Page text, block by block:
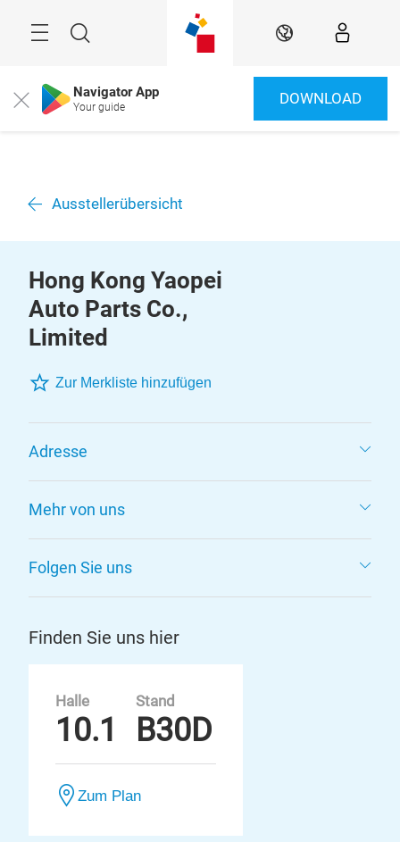
Suche DE
Close Navigator App
Your guide DOWNLOAD
Ausstellerübersicht
Hong Kong Yaopei
Auto Parts Co.,
Limited
Zur Merkliste hinzufügen
Adresse
Mehr von uns
Folgen Sie uns
Finden Sie uns hier
Halle
10.1
Stand
B30D
Zum Plan